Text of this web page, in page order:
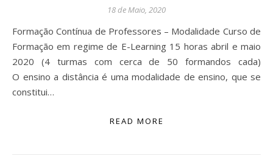
18 de Maio, 2020
Formação Contínua de Professores – Modalidade Curso de
Formação em regime de E-Learning 15 horas abril e maio
2020 (4 turmas com cerca de 50 formandos cada)
O ensino a distância é uma modalidade de ensino, que se
constitui…
READ MORE